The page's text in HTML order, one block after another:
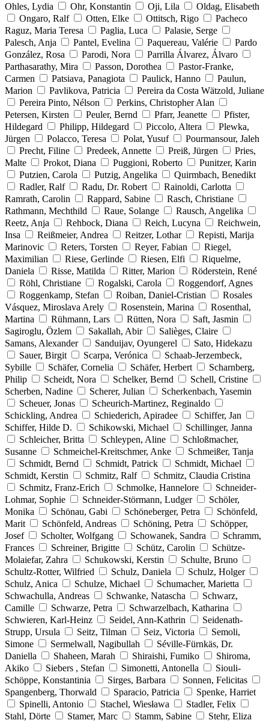
Ohles, Lydia
Ohr, Konstantin Oji, Lila
Oldag, Elisabeth
Ongaro, Ralf
Otten, Elke Ottitsch, Rigo
Pacheco
Raguz, Maria Teresa
Paglia, Luca
Palasie, Serge
Palesch, Anja
Pantel, Evelina Paquereau, Valérie
Pardo
González, Rosa
Parodi, Nora
Parrilla Álvarez, Álvaro
Parthasarathy, Mira
Passon, Dorothea
Pastor-Franke,
Carmen
Patsiava, Panagiota Paulick, Hanno
Paulun,
Marion
Pavlikova, Patricia
Pereira da Costa Wätzold, Juliane
Pereira Pinto, Nélson
Perkins, Christopher Alan
Petersen, Kirsten
Peuler, Bernd Pfarr, Jeanette
Pfister,
Hildegard
Philipp, Hildegard Piccolo, Altera
Plewka,
Jürgen
Polacco, Teresa Polat, Yusuf
Pourmansour, Jaleh
Precht, Filine
Predeek, Annette Preiß, Jürgen
Pries,
Malte
Prokot, Diana Puggioni, Roberto
Punitzer, Karin
Putzien, Carola
Putzig, Angelika
Quirmbach, Benedikt
Radler, Ralf
Radu, Dr. Robert
Rainoldi, Carlotta
Ramrath, Carolin
Rappard, Sabine
Rasch, Christiane
Rathmann, Mechthild
Raue, Solange
Rausch, Angelika
Reetz, Anja
Rehbock, Diana Reich, Lucyna
Reichwein,
Insa
Reißmeier, Andrea Reitzer, Lothar
Repisti, Marija
Marinovic
Reters, Torsten Reyer, Fabian
Riegel,
Maximilian
Riese, Gerlinde Riesen, Elfi
Riquelme,
Daniela
Risse, Matilda Ritter, Marion
Röderstein, René
Röhl, Christiane
Rogalski, Carola
Roggendorf, Agnes
Roggenkamp, Stefan
Roiban, Daniel-Cristian
Rosales
Vásquez, Miroslava Arely
Rosenstein, Marina
Rosenthal,
Martina
Rühmann, Lars Rütten, Nora
Saft, Jasmin
Sagiroglu, Özlem
Sakallah, Abir
Salièges, Claire
Samans, Alexander
Sanduijav, Oyungerel
Sato, Hidekazu
Sauer, Birgit
Scarpa, Verónica
Schaab-Jerzembeck,
Sybille
Schäfer, Cornelia Schäfer, Herbert
Scharnberg,
Philip
Scheidt, Nora Schelker, Bernd
Schell, Cristine
Scherben, Nadine
Scherer, Julian
Scherkenbach, Yasemin
Scheuer, Jonas
Scheurich-Martinez, Reginaldo
Schickling, Andrea
Schiederich, Apiradee
Schiffer, Jan
Schiffer, Hilde D.
Schikowski, Michael
Schillinger, Janna
Schleicher, Britta
Schleypen, Aline
Schloßmacher,
Susanne
Schmeichel-Kreitschmer, Anke
Schmeißer, Tanja
Schmidt, Bernd
Schmidt, Patrick
Schmidt, Michael
Schmidt, Kerstin
Schmitz, Ralf
Schmitz, Claudia Cristina
Schmitz, Franz-Erich
Schmolke, Hannelore
Schneider-
Lohmar, Sophie
Schneider-Störmann, Ludger
Schöler,
Monika
Schönau, Gabi Schöneberger, Petra
Schönfeld,
Marit
Schönfeld, Andreas Schöning, Petra
Schöpper,
Josef
Scholter, Wolfgang Schowanek, Sandra
Schramm,
Frances
Schreiner, Brigitte Schütz, Carolin
Schütze-
Molaiefar, Zahra
Schukowski, Kerstin
Schulte, Bruno
Schultz-Rotter, Wilfried
Schulz, Daniela
Schulz, Holger
Schulz, Anica
Schulze, Michael
Schumacher, Marietta
Schwachulla, Andreas
Schwanke, Natascha
Schwarz,
Camille
Schwarze, Petra
Schwarzelbach, Katharina
Schwieren, Karl-Heinz
Seidel, Ann-Kathrin
Seidenath-
Strupp, Ursula
Seitz, Tilman Seiz, Victoria
Semoli,
Simone
Sermelwall, Nagibullah
Séville-Fürnkäs, Dr.
Daniella
Shaheen, Marah Shiraishi, Fumiko
Shiroma,
Akiko
Siebers , Stefan Simonetti, Antonella
Siouli-
Schöppe, Konstantinia
Sirges, Barbara
Sonnen, Felicitas
Spangenberg, Thorwald
Sparacio, Patricia
Spenke, Harriet
Spinelli, Antonio
Stachel, Wiesława
Stadler, Felix
Stahl, Dörte
Stamer, Marc Stamm, Sabine
Stehr, Eliza